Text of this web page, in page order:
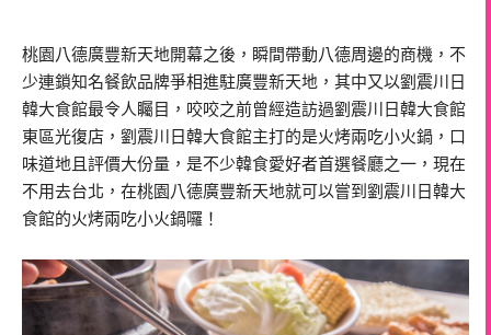
桃園八德廣豐新天地開幕之後，瞬間帶動八德周邊的商機，不
少連鎖知名餐飲品牌爭相進駐廣豐新天地，其中又以劉震川日
韓大食館最令人矚目，咬咬之前曾經造訪過劉震川日韓大食館
東區光復店，劉震川日韓大食館主打的是火烤兩吃小火鍋，口
味道地且評價大份量，是不少韓食愛好者首選餐廳之一，現在
不用去台北，在桃園八德廣豐新天地就可以嘗到劉震川日韓大
食館的火烤兩吃小火鍋囉！